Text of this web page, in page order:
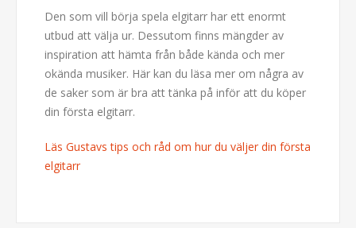
Den som vill börja spela elgitarr har ett enormt
utbud att välja ur. Dessutom finns mängder av
inspiration att hämta från både kända och mer
okända musiker. Här kan du läsa mer om några av
de saker som är bra att tänka på inför att du köper
din första elgitarr.
Läs Gustavs tips och råd om hur du väljer din första
elgitarr